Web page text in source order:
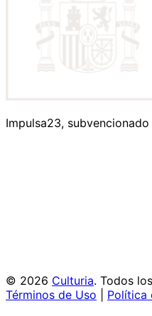
Impulsa23,
© 2026 Culturia. Todos
Términos de Uso
Política